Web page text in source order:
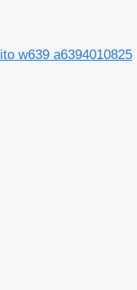
w639 a6394010825